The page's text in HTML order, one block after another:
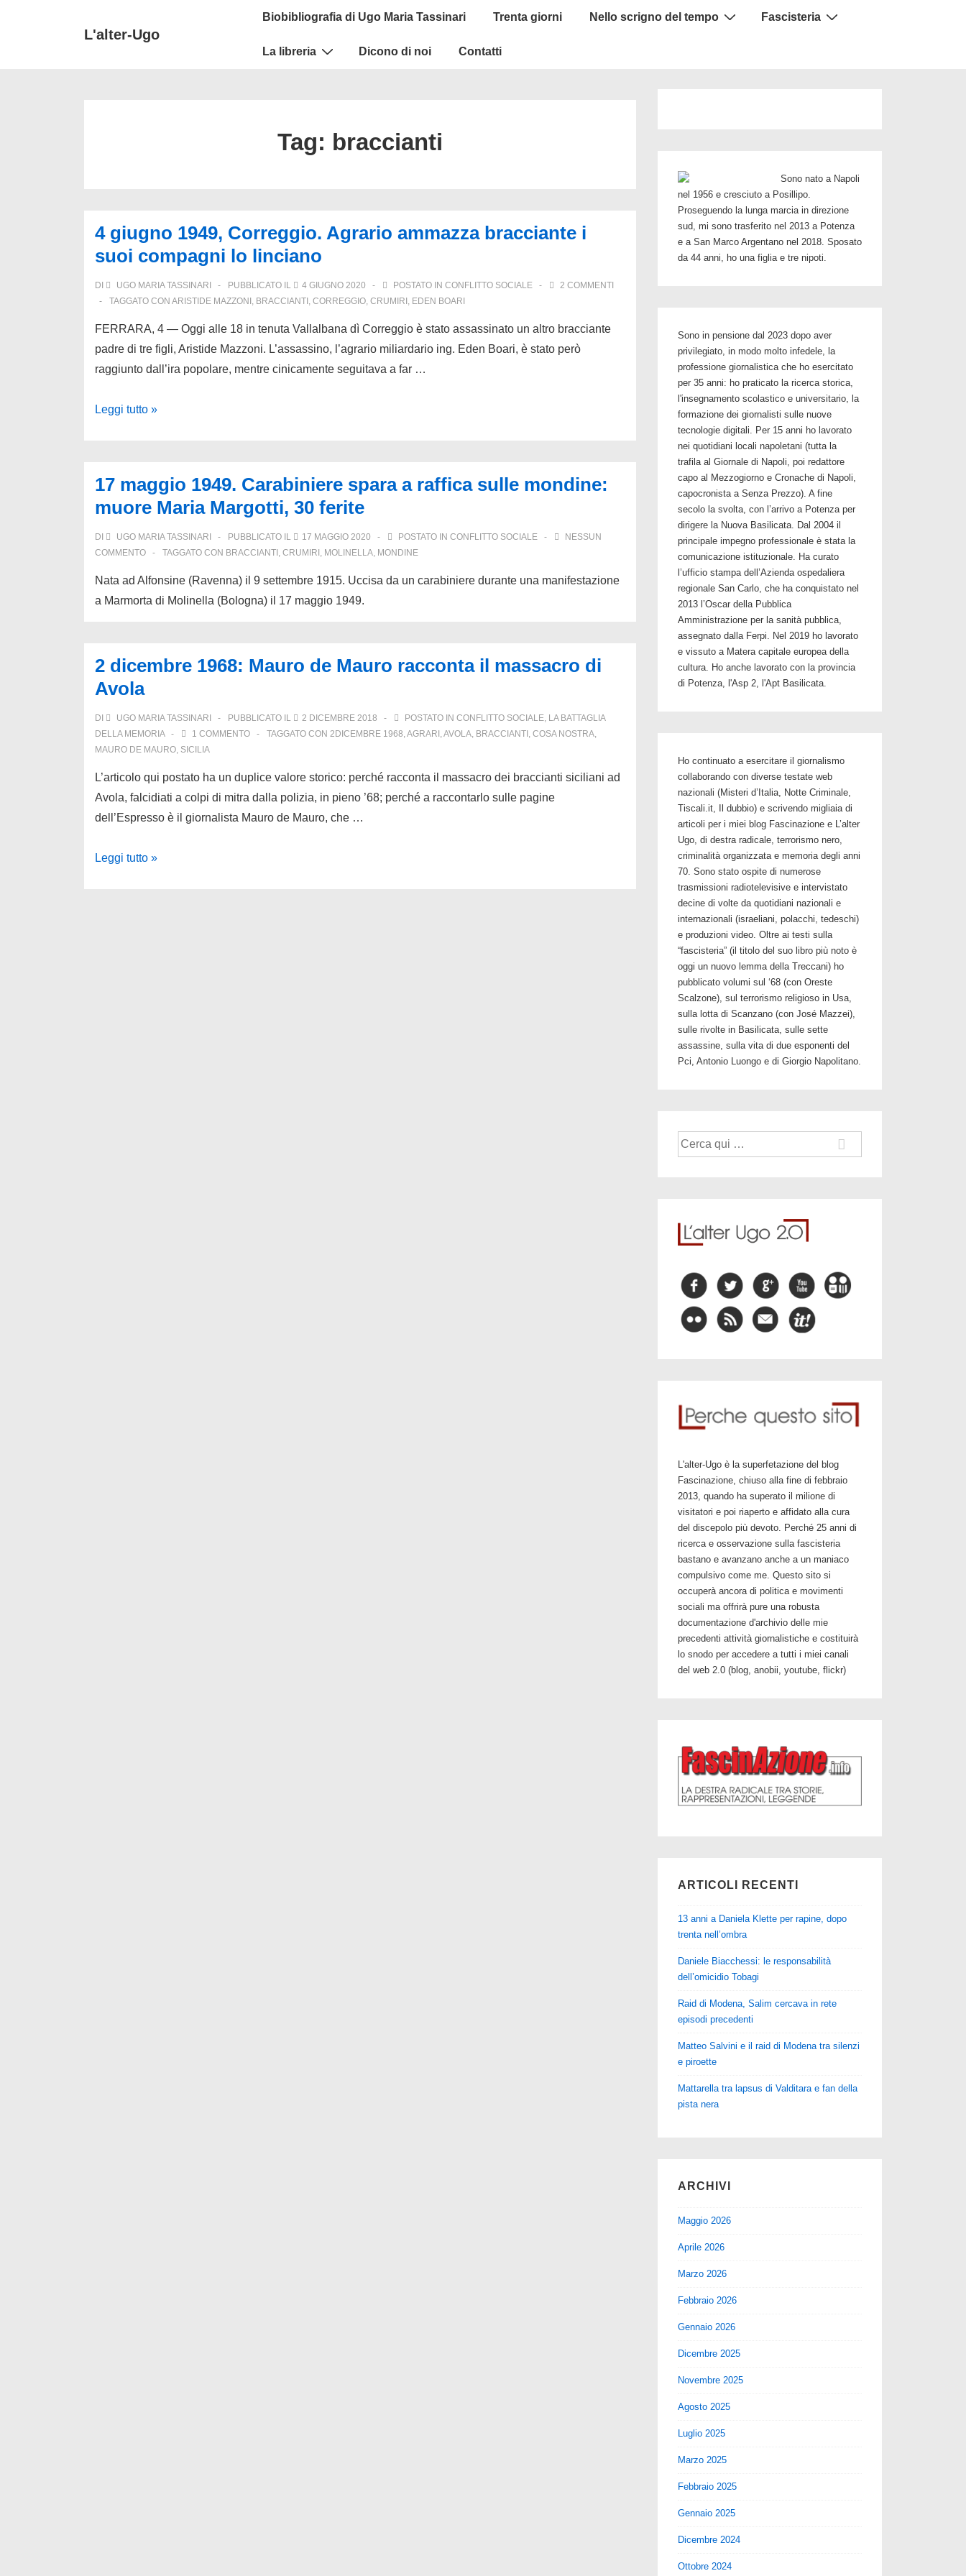
L'alter-Ugo
Menu
Biobibliografia di Ugo Maria Tassinari Trenta giorni Nello scrigno del tempo Fascisteria
La libreria Dicono di noi Contatti
Tag: braccianti
4 giugno 1949, Correggio. Agrario ammazza bracciante i
suoi compagni lo linciano
DI UGO MARIA TASSINARI PUBBLICATO IL 4 GIUGNO 2020 POSTATO IN CONFLITTO SOCIALE
2 COMMENTI
TAGGATO CON ARISTIDE MAZZONI , BRACCIANTI , CORREGGIO, CRUMIRI , EDEN BOARI
FERRARA, 4 — Oggi alle 18 in tenuta Vallalbana dì Correggio è stato assassinato un altro bracciante
padre di tre figli, Aristide Mazzoni. L’assassino, l’agrario miliardario ing. Eden Boari, è stato però
raggiunto dall’ira popolare, mentre cinicamente seguitava a far …
4
Agrario
ammazza
i
Leggi tutto »
17 maggio 1949. Carabiniere spara a raffica sulle mondine:
muore Maria Margotti, 30 ferite
DI UGO MARIA TASSINARI PUBBLICATO IL 17 MAGGIO 2020 POSTATO IN CONFLITTO SOCIALE
NESSUN
COMMENTO
TAGGATO CON BRACCIANTI , CRUMIRI , MOLINELLA, MONDINE
Nata ad Alfonsine (Ravenna) il 9 settembre 1915. Uccisa da un carabiniere durante una manifestazione
a Marmorta di Molinella (Bologna) il 17 maggio 1949.
2 dicembre 1968: Mauro de Mauro racconta il massacro di
Avola
DI UGO MARIA TASSINARI PUBBLICATO IL 2 DICEMBRE 2018 POSTATO IN CONFLITTO SOCIALE, LA BATTAGLIA
DELLA MEMORIA
1 COMMENTO TAGGATO CON 2DICEMBRE 1968,AGRARI ,AVOLA, BRACCIANTI , COSA NOSTRA,
MAURO DE MAURO, SICILIA
L’articolo qui postato ha un duplice valore storico: perché racconta il massacro dei braccianti siciliani ad
Avola, falcidiati a colpi di mitra dalla polizia, in pieno ’68; perché a raccontarlo sulle pagine
dell’Espresso è il giornalista Mauro de Mauro, che …
2Leggi tutto »
Sono nato a Napoli
nel 1956 e cresciuto a Posillipo.
Proseguendo la lunga marcia in direzione
sud, mi sono trasferito nel 2013 a Potenza
e a San Marco Argentano nel 2018. Sposato
da 44 anni, ho una figlia e tre nipoti.
Sono in pensione dal 2023 dopo aver
privilegiato, in modo molto infedele, la
professione giornalistica che ho esercitato
per 35 anni: ho praticato la ricerca storica,
l'insegnamento scolastico e universitario, la
formazione dei giornalisti sulle nuove
tecnologie digitali. Per 15 anni ho lavorato
nei quotidiani locali napoletani (tutta la
trafila al Giornale di Napoli, poi redattore
capo al Mezzogiorno e Cronache di Napoli,
capocronista a Senza Prezzo). A fine
secolo la svolta, con l’arrivo a Potenza per
dirigere la Nuova Basilicata. Dal 2004 il
principale impegno professionale è stata la
comunicazione istituzionale. Ha curato
l’ufficio stampa dell’Azienda ospedaliera
regionale San Carlo, che ha conquistato nel
2013 l’Oscar della Pubblica
Amministrazione per la sanità pubblica,
assegnato dalla Ferpi. Nel 2019 ho lavorato
e vissuto a Matera capitale europea della
cultura. Ho anche lavorato con la provincia
di Potenza, l'Asp 2, l'Apt Basilicata.
Ho continuato a esercitare il giornalismo
collaborando con diverse testate web
nazionali (Misteri d’Italia, Notte Criminale,
Tiscali.it, Il dubbio) e scrivendo migliaia di
articoli per i miei blog Fascinazione e L’alter
Ugo, di destra radicale, terrorismo nero,
criminalità organizzata e memoria degli anni
70. Sono stato ospite di numerose
trasmissioni radiotelevisive e intervistato
decine di volte da quotidiani nazionali e
internazionali (israeliani, polacchi, tedeschi)
e produzioni video. Oltre ai testi sulla
“fascisteria” (il titolo del suo libro più noto è
oggi un nuovo lemma della Treccani) ho
pubblicato volumi sul ‘68 (con Oreste
Scalzone), sul terrorismo religioso in Usa,
sulla lotta di Scanzano (con José Mazzei),
sulle rivolte in Basilicata, sulle sette
assassine, sulla vita di due esponenti del
Pci, Antonio Luongo e di Giorgio Napolitano.
Cerca:
L'alter-Ugo è la superfetazione del blog
Fascinazione, chiuso alla fine di febbraio
2013, quando ha superato il milione di
visitatori e poi riaperto e affidato alla cura
del discepolo più devoto. Perché 25 anni di
ricerca e osservazione sulla fascisteria
bastano e avanzano anche a un maniaco
compulsivo come me. Questo sito si
occuperà ancora di politica e movimenti
sociali ma offrirà pure una robusta
documentazione d'archivio delle mie
precedenti attività giornalistiche e costituirà
lo snodo per accedere a tutti i miei canali
del web 2.0 (blog, anobii, youtube, flickr)
ARTICOLI RECENTI
13 anni a Daniela Klette per rapine, dopo
trenta nell’ombra
Daniele Biacchessi: le responsabilità
dell’omicidio Tobagi
Raid di Modena, Salim cercava in rete
episodi precedenti
Matteo Salvini e il raid di Modena tra silenzi
e piroette
Mattarella tra lapsus di Valditara e fan della
pista nera
ARCHIVI
Maggio 2026
Aprile 2026
Marzo 2026
Febbraio 2026
Gennaio 2026
Dicembre 2025
Novembre 2025
Agosto 2025
Luglio 2025
Marzo 2025
Febbraio 2025
Gennaio 2025
Dicembre 2024
Ottobre 2024